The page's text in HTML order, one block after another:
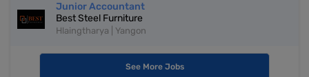
Junior Accountant
Best Steel Furniture
Hlaingtharya | Yangon
See More Jobs